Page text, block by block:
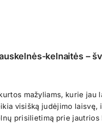
kelnaitės –
mažyliams, kurie jau
visišką judėjimo laisvę,
prisilietimą prie